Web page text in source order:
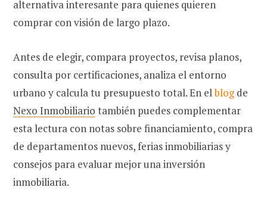
alternativa interesante para quienes quieren
comprar con visión de largo plazo.
Antes de elegir, compara proyectos, revisa planos,
consulta por certificaciones, analiza el entorno
urbano y calcula tu presupuesto total. En elblogde
Nexo Inmobiliario también puedes complementar
esta lectura con notas sobre financiamiento, compra
de departamentos nuevos, ferias inmobiliarias y
consejos para evaluar mejor una inversión
inmobiliaria.